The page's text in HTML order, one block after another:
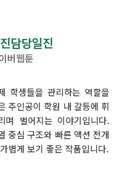
담당일진
버웹툰
학생들을 관리하는 역할을
주인공이 학원 내 갈등에 휘
며 벌어지는 이야기입니다.
중심 구조와 빠른 액션 전개
볍게 보기 좋은 작품입니다.